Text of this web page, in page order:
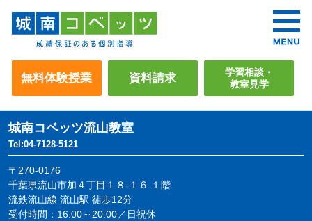
無料体験授業 資料請求
学習相談・
教室見学
城南コベッツ流山教室
Tel:04-7128-5121
〒270-0176
千葉県流山市加４丁目１８-１６ １階
流鉄流山線 流山駅 徒歩12分
受付時間：16:00～20:00／日祝休